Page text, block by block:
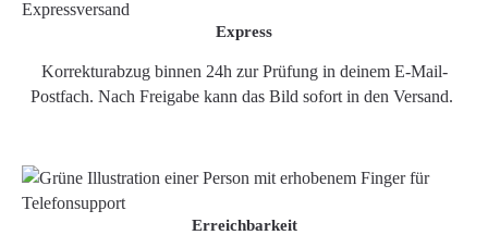
Express
Korrekturabzug binnen 24h zur Prüfung in deinem E-Mail-
Postfach. Nach Freigabe kann das Bild sofort in den Versand.
Erreichbarkeit